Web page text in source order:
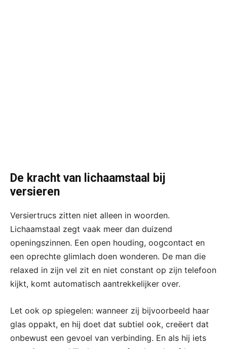
De kracht van lichaamstaal bij
versieren
Versiertrucs zitten niet alleen in woorden.
Lichaamstaal zegt vaak meer dan duizend
openingszinnen. Een open houding, oogcontact en
een oprechte glimlach doen wonderen. De man die
relaxed in zijn vel zit en niet constant op zijn telefoon
kijkt, komt automatisch aantrekkelijker over.
Let ook op spiegelen: wanneer zij bijvoorbeeld haar
glas oppakt, en hij doet dat subtiel ook, creëert dat
onbewust een gevoel van verbinding. En als hij iets